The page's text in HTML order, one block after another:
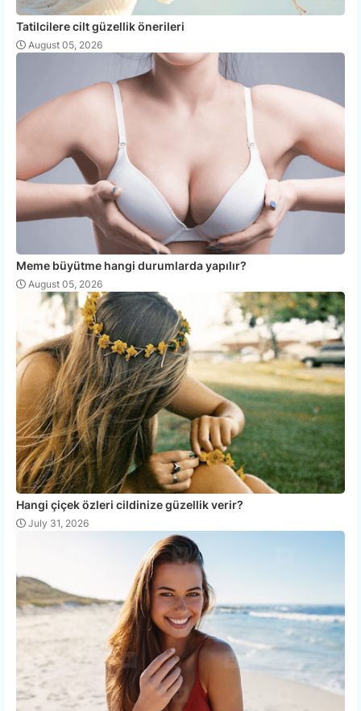
Tatilcilere cilt güzellik önerileri
August 05, 2026
Meme büyütme hangi durumlarda yapılır?
August 05, 2026
Hangi çiçek özleri cildinize güzellik verir?
July 31, 2026